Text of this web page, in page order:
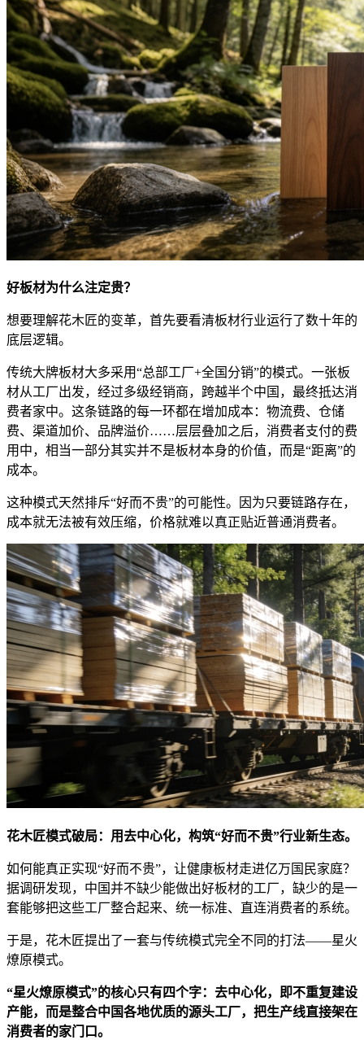
好板材为什么注定贵？
想要理解花木匠的变革，首先要看清板材行业运行了数十年的
底层逻辑。
传统大牌板材大多采用“总部工厂+全国分销”的模式。一张板
材从工厂出发，经过多级经销商，跨越半个中国，最终抵达消
费者家中。这条链路的每一环都在增加成本：物流费、仓储
费、渠道加价、品牌溢价……层层叠加之后，消费者支付的费
用中，相当一部分其实并不是板材本身的价值，而是“距离”的
成本。
这种模式天然排斥“好而不贵”的可能性。因为只要链路存在，
成本就无法被有效压缩，价格就难以真正贴近普通消费者。
花木匠模式破局：用去中心化，构筑“好而不贵”行业新生态。
如何能真正实现“好而不贵”，让健康板材走进亿万国民家庭？
据调研发现，中国并不缺少能做出好板材的工厂，缺少的是一
套能够把这些工厂整合起来、统一标准、直连消费者的系统。
于是，花木匠提出了一套与传统模式完全不同的打法——星火
燎原模式。
“星火燎原模式”的核心只有四个字：去中心化，即不重复建设
产能，而是整合中国各地优质的源头工厂，把生产线直接架在
消费者的家门口。